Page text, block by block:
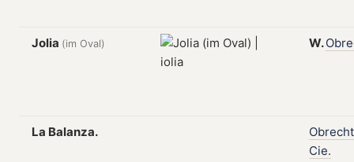
Jolia (im Oval) W.
La Balanza.
Obrecht
Cie.